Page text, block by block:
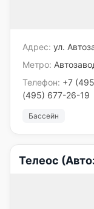
Адрес: ул.
Метро:
Телефон: +7
(495) 677-26-19
Бассейн
Телеос